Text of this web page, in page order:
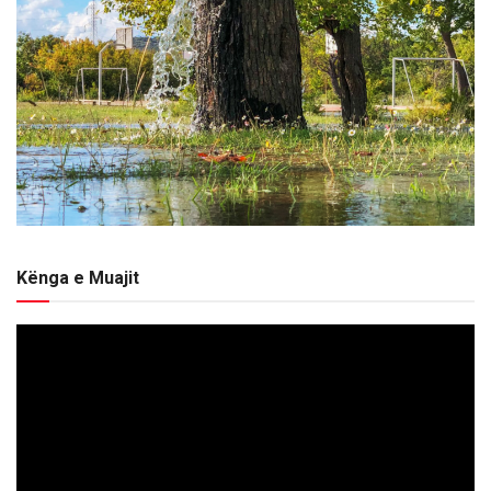
Kënga e Muajit